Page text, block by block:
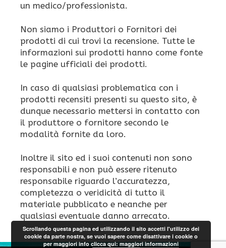
un medico/professionista.
Non siamo i Produttori o Fornitori dei
prodotti di cui trovi la recensione. Tutte le
informazioni sui prodotti hanno come fonte
le pagine ufficiali dei prodotti.
In caso di qualsiasi problematica con i
prodotti recensiti presenti su questo sito, è
dunque necessario mettersi in contatto con
il produttore o fornitore secondo le
modalità fornite da loro.
Inoltre il sito ed i suoi contenuti non sono
responsabili e non può essere ritenuto
responsabile riguardo l’accuratezza,
completezza o veridicità di tutto il
materiale pubblicato e neanche per
qualsiasi eventuale danno arrecato.
Scrollando questa pagina ed utilizzando il sito accetti l'utilizzo dei
cookie da parte nostra, se vuoi sapere come disattivare i cookie o
per maggiori info clicca qui:maggiori informazioni